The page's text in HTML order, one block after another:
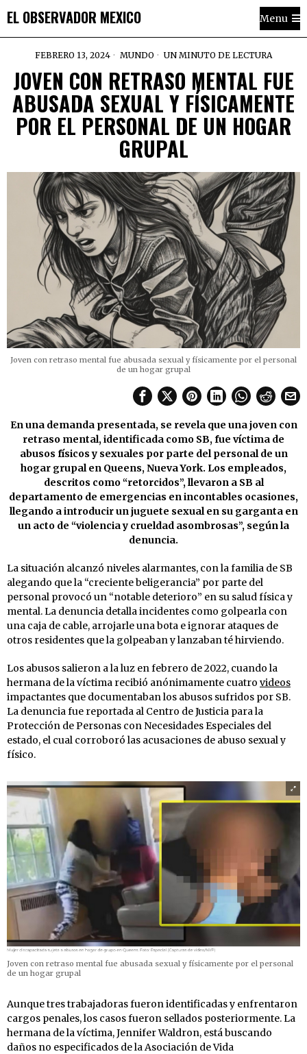
EL OBSERVADOR MEXICO Menu
FEBRERO 13, 2024 MUNDO UN MINUTO DE LECTURA
JOVEN CON RETRASO MENTAL FUE
ABUSADA SEXUAL Y FÍSICAMENTE
POR EL PERSONAL DE UN HOGAR
GRUPAL
Joven con retraso mental fue abusada sexual y físicamente por el personal
de un hogar grupal
En una demanda presentada, se revela que una joven con
retraso mental, identificada como SB, fue víctima de
abusos físicos y sexuales por parte del personal de un
hogar grupal en Queens, Nueva York. Los empleados,
descritos como “retorcidos”, llevaron a SB al
departamento de emergencias en incontables ocasiones,
llegando a introducir un juguete sexual en su garganta en
un acto de “violencia y crueldad asombrosas”, según la
denuncia.
La situación alcanzó niveles alarmantes, con la familia de SB
alegando que la “creciente beligerancia” por parte del
personal provocó un “notable deterioro” en su salud física y
mental. La denuncia detalla incidentes como golpearla con
una caja de cable, arrojarle una bota e ignorar ataques de
otros residentes que la golpeaban y lanzaban té hirviendo.
Los abusos salieron a la luz en febrero de 2022, cuando la
hermana de la víctima recibió anónimamente cuatro videos
impactantes que documentaban los abusos sufridos por SB.
La denuncia fue reportada al Centro de Justicia para la
Protección de Personas con Necesidades Especiales del
estado, el cual corroboró las acusaciones de abuso sexual y
físico.
Joven con retraso mental fue abusada sexual y físicamente por el personal
de un hogar grupal
Aunque tres trabajadoras fueron identificadas y enfrentaron
cargos penales, los casos fueron sellados posteriormente. La
hermana de la víctima, Jennifer Waldron, está buscando
daños no especificados de la Asociación de Vida